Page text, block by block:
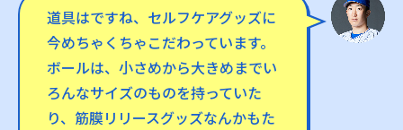
道具はですね、セルフケアグッズに
今めちゃくちゃこだわっています。
ボールは、小さめから大きめまでい
ろんなサイズのものを持っていた
り、筋膜リリースグッズなんかもた